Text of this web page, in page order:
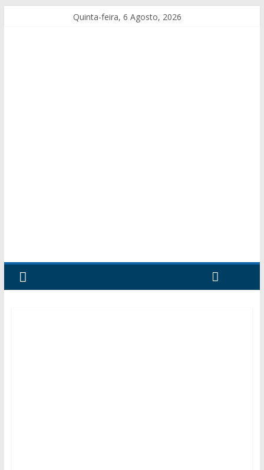
Quinta-feira, 6 Agosto, 2026